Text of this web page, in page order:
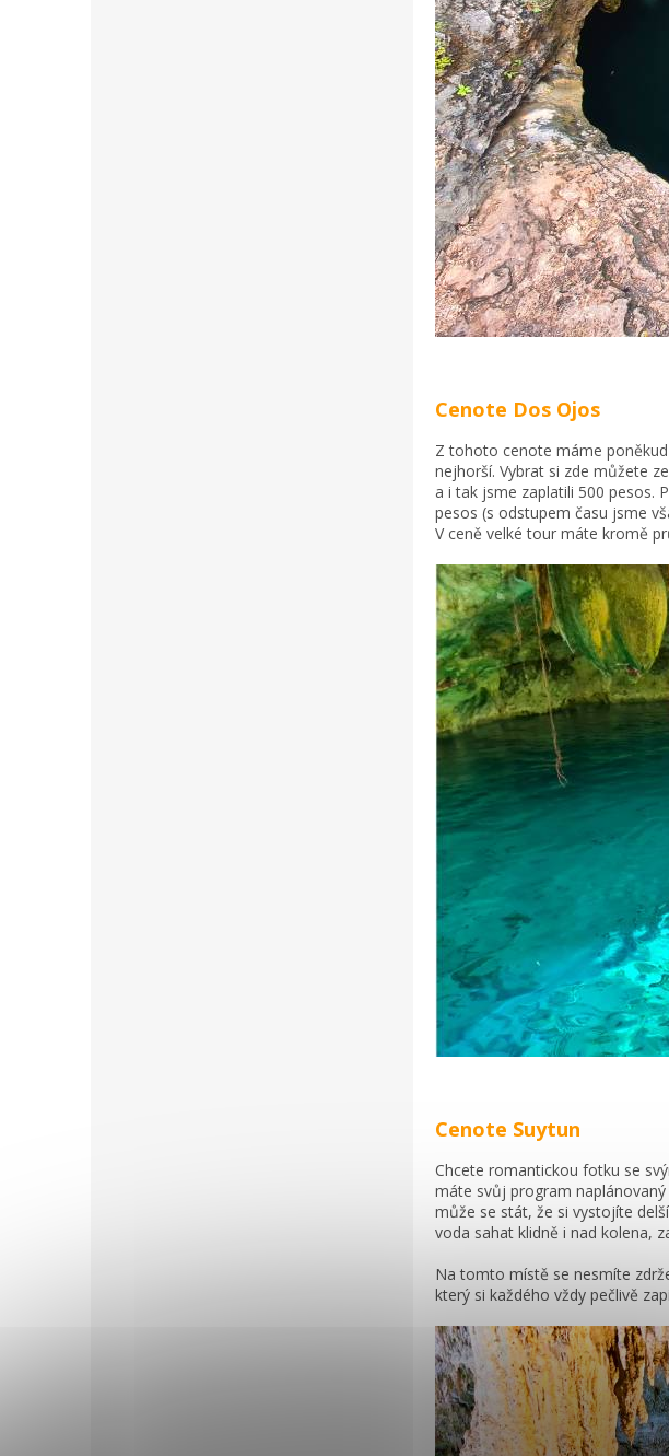
Cenote Dos Ojos
Z tohoto cenote máme
nejhorší. Vybrat si zde můžete
a i tak jsme zaplatili 500 pesos.
pesos (s odstupem času jsme
V ceně velké tour máte kromě
Cenote Suytun
Chcete romantickou fotku se
máte svůj program
může se stát, že si vystojíte
voda sahat klidně i nad kolena,
Na tomto místě se nesmíte
který si každého vždy pečlivě